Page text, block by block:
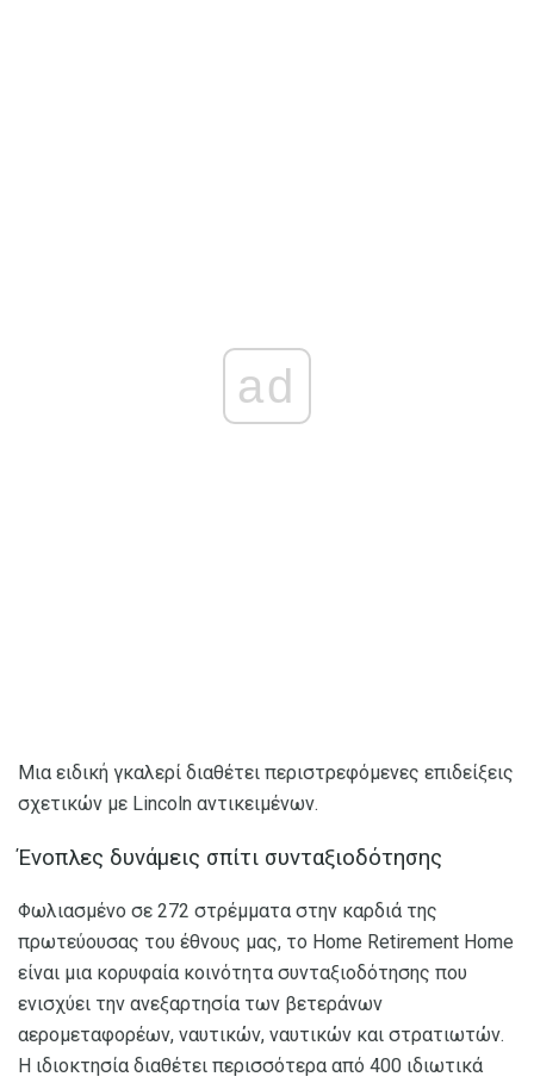
ad
Μια ειδική γκαλερί διαθέτει περιστρεφόμενες επιδείξεις
σχετικών με Lincoln αντικειμένων.
Ένοπλες δυνάμεις σπίτι συνταξιοδότησης
Φωλιασμένο σε 272 στρέμματα στην καρδιά της
πρωτεύουσας του έθνους μας, το Home Retirement Home
είναι μια κορυφαία κοινότητα συνταξιοδότησης που
ενισχύει την ανεξαρτησία των βετεράνων
αερομεταφορέων, ναυτικών, ναυτικών και στρατιωτών.
Η ιδιοκτησία διαθέτει περισσότερα από 400 ιδιωτικά